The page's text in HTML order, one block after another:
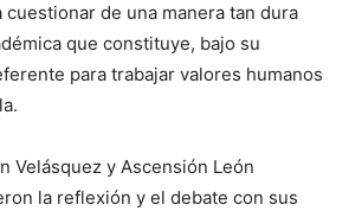
cuestionar de una manera tan dura
que constituye, bajo su
para trabajar valores humanos
Velásquez y Ascensión León
la reflexión y el debate con sus